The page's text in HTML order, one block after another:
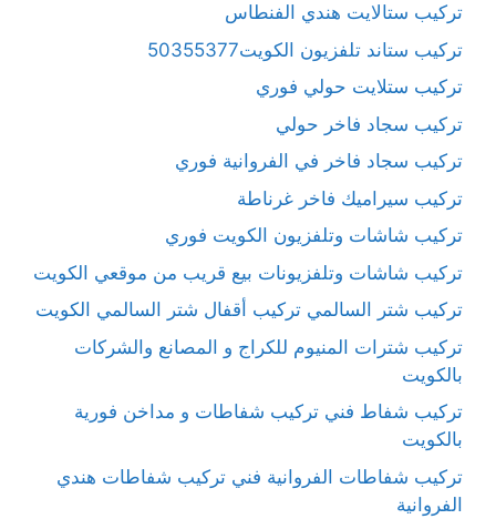
تركيب ستالايت هندي الفنطاس
تركيب ستاند تلفزيون الكويت50355377
تركيب ستلايت حولي فوري
تركيب سجاد فاخر حولي
تركيب سجاد فاخر في الفروانية فوري
تركيب سيراميك فاخر غرناطة
تركيب شاشات وتلفزيون الكويت فوري
تركيب شاشات وتلفزيونات بيع قريب من موقعي الكويت
تركيب شتر السالمي تركيب أقفال شتر السالمي الكويت
تركيب شترات المنيوم للكراج و المصانع والشركات
بالكويت
تركيب شفاط فني تركيب شفاطات و مداخن فورية
بالكويت
تركيب شفاطات الفروانية فني تركيب شفاطات هندي
الفروانية